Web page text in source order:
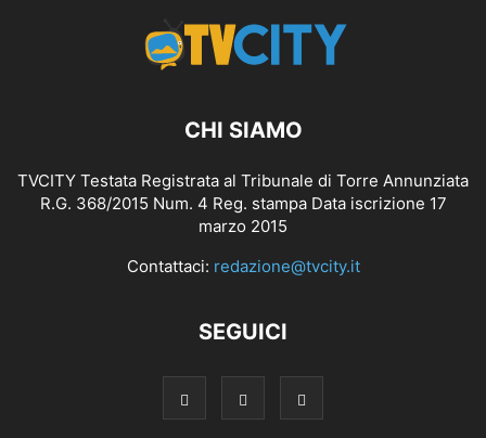
CHI SIAMO
TVCITY Testata Registrata al Tribunale di Torre Annunziata
R.G. 368/2015 Num. 4 Reg. stampa Data iscrizione 17
marzo 2015
Contattaci: redazione@tvcity.it
SEGUICI